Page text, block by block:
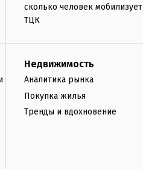
сколько человек мобилизует
ТЦК
Недвижимость
Аналитика рынка
Покупка жилья
Тренды и вдохновение